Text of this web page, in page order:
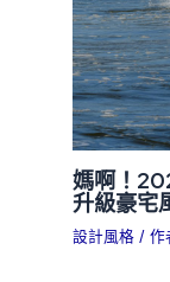
媽啊！
升級豪宅
設計風格 / 作